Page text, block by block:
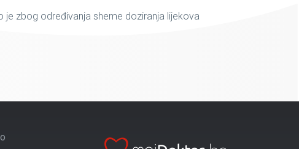
zbog određivanja sheme doziranja lijekova